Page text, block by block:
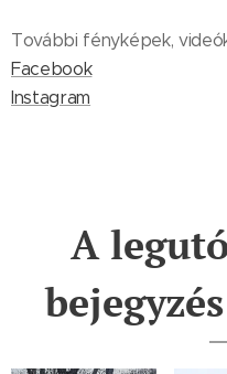
További fényképek,
Facebook
Instagram
A